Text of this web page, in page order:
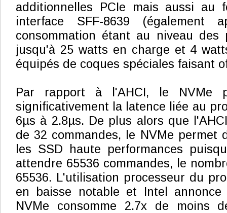
additionnelles PCIe mais aussi au
interface SFF-8639 (également
consommation étant au niveau des
jusqu'à 25 watts en charge et 4
équipés de coques spéciales faisant
Par rapport à l'AHCI, le NVMe
significativement la latence liée au
6µs à 2.8µs. De plus alors que
de 32 commandes, le NVMe permet
les SSD haute performances
attendre 65536 commandes, le
65536. L'utilisation processeur du
en baisse notable et Intel
NVMe consomme 2.7x de moins